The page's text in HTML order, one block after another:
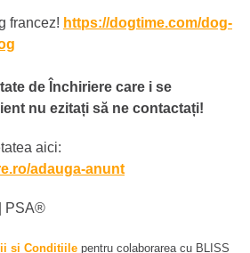
francez! https://dogtime.com/dog-
de Închiriere care i se
nu ezitați să ne contactați!
aici:
adauga-anunt
PSA®️
și Condițiile pentru colaborarea cu BLISS